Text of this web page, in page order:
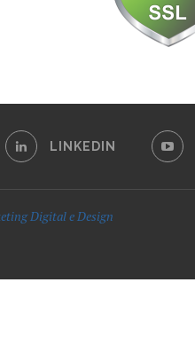
LINKEDIN
Digital e Design